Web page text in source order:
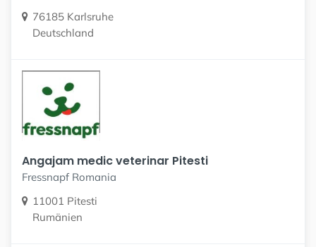
76185 Karlsruhe
Deutschland
Angajam medic veterinar Pitesti
Fressnapf Romania
11001 Pitesti
Rumänien